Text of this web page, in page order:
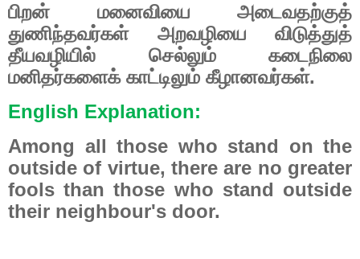
பிறன்
மனைவியை
அடைவதற்குத்
துணிந்தவர்கள்
அறவழியை
விடுத்துத்
தீயவழியில்
செல்லும்
கடைநிலை
மனிதர்களைக் காட்டிலும் கீழானவர்கள்.
English Explanation:
Among all those who stand on the
outside of virtue, there are no greater
fools than those who stand outside
their neighbour's door.